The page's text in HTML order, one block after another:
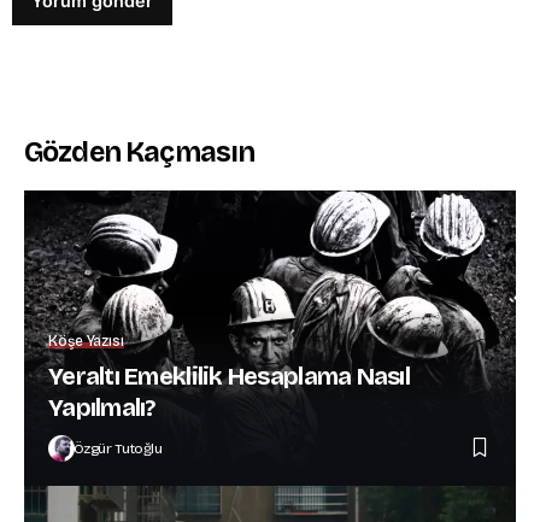
Gözden Kaçmasın
Köşe Yazısı
Yeraltı Emeklilik Hesaplama Nasıl
Yapılmalı?
Özgür Tutoğlu